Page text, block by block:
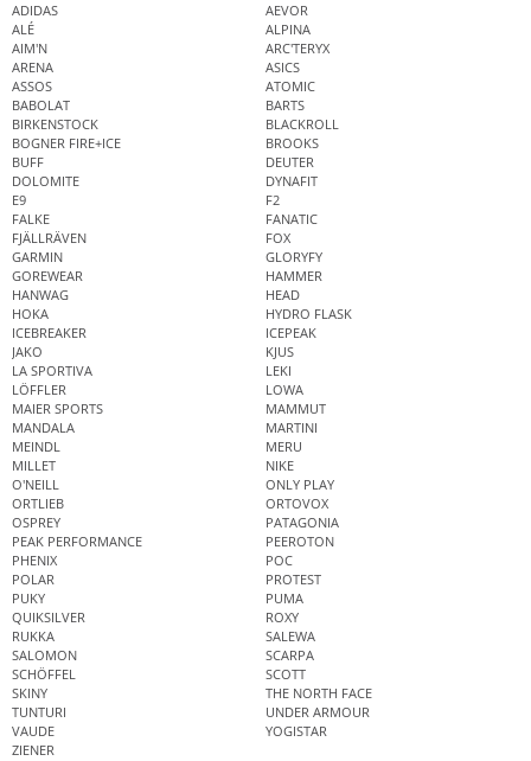
ADIDAS
AEVOR
ALÉ
ALPINA
AIM'N
ARC'TERYX
ARENA
ASICS
ASSOS
ATOMIC
BABOLAT
BARTS
BIRKENSTOCK
BLACKROLL
BOGNER FIRE+ICE
BROOKS
BUFF
DEUTER
DOLOMITE
DYNAFIT
E9
F2
FALKE
FANATIC
FJÄLLRÄVEN
FOX
GARMIN
GLORYFY
GOREWEAR
HAMMER
HANWAG
HEAD
HOKA
HYDRO FLASK
ICEBREAKER
ICEPEAK
JAKO
KJUS
LA SPORTIVA
LEKI
LÖFFLER
LOWA
MAIER SPORTS
MAMMUT
MANDALA
MARTINI
MEINDL
MERU
MILLET
NIKE
O'NEILL
ONLY PLAY
ORTLIEB
ORTOVOX
OSPREY
PATAGONIA
PEAK PERFORMANCE
PEEROTON
PHENIX
POC
POLAR
PROTEST
PUKY
PUMA
QUIKSILVER
ROXY
RUKKA
SALEWA
SALOMON
SCARPA
SCHÖFFEL
SCOTT
SKINY
THE NORTH FACE
TUNTURI
UNDER ARMOUR
VAUDE
YOGISTAR
ZIENER